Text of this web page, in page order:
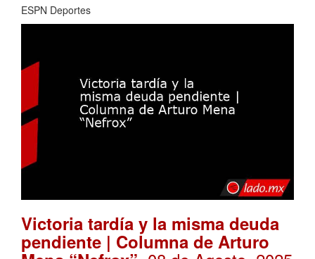
ESPN Deportes
Victoria tardía y la misma deuda
pendiente | Columna de Arturo